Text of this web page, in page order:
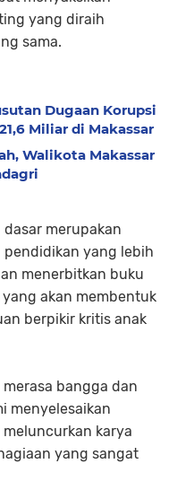
yang diraih
sama.
Dugaan Korupsi
Miliar di Makassar
Walikota Makassar
merupakan
pendidikan yang lebih
menerbitkan buku
akan membentuk
berpikir kritis anak
bangga dan
menyelesaikan
karya
yang sangat